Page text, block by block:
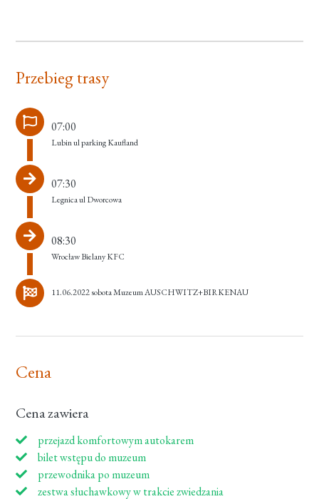
Przebieg trasy
07:00
Lubin ul parking Kaufland
07:30
Legnica ul Dworcowa
08:30
Wrocław Bielany KFC
11.06.2022 sobota Muzeum AUSCHWITZ+BIRKENAU
Cena
Cena zawiera
przejazd komfortowym autokarem
bilet wstępu do muzeum
przewodnika po muzeum
zestwa słuchawkowy w trakcie zwiedzania